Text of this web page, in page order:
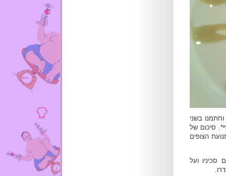
וחתמנו בשני
312 שקל לפני טיפטוף*. סיכום של
הצופים
ועל